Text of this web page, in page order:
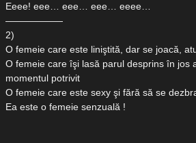
Eeee! eee… eee… eee… eeee…
——————
2)
O femeie care este liniştită, dar se joacă,
O femeie care îşi lasă parul desprins în jos
momentul potrivit
O femeie care este sexy şi fără să se
Ea este o femeie senzuală !